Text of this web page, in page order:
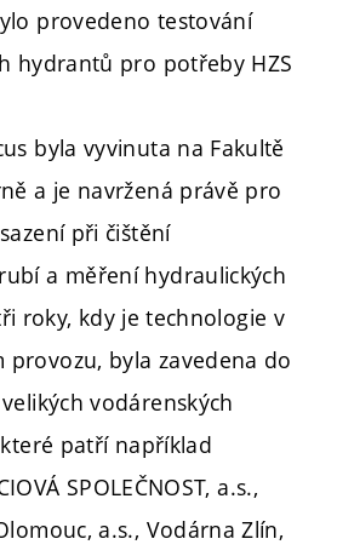
provedeno testování
hydrantů pro potřeby HZS
byla vyvinuta na Fakultě
a je navržená právě pro
při čištění
a měření hydraulických
roky, kdy je technologie v
provozu, byla zavedena do
vodárenských
patří například
SPOLEČNOST, a.s.,
a.s., Vodárna Zlín,